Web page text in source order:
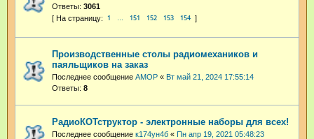
Ответы: 3061
1 … 151 152 153 154
Производственные столы радиомехаников и
паяльщиков на заказ
Последнее сообщение АМОР « Вт май 21, 2024 17:55:14
Ответы: 8
РадиоКОТструктор - электронные наборы для всех!
Последнее сообщение к174ун4б « Пн апр 19, 2021 05:48:23